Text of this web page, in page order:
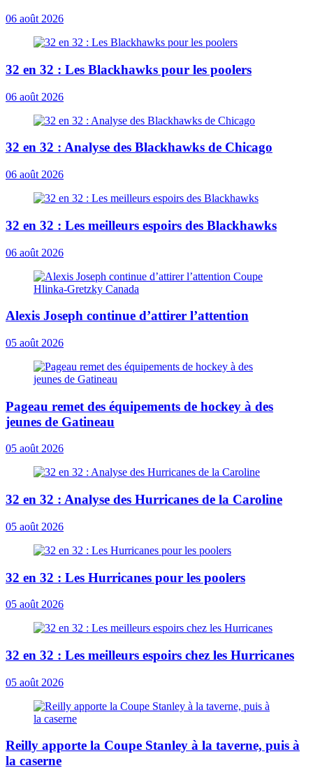
06 août 2026
32 en 32 : Les Blackhawks pour les poolers
06 août 2026
32 en 32 : Analyse des Blackhawks de Chicago
06 août 2026
32 en 32 : Les meilleurs espoirs des Blackhawks
06 août 2026
Alexis Joseph continue d’attirer l’attention
05 août 2026
Pageau remet des équipements de hockey à des
jeunes de Gatineau
05 août 2026
32 en 32 : Analyse des Hurricanes de la Caroline
05 août 2026
32 en 32 : Les Hurricanes pour les poolers
05 août 2026
32 en 32 : Les meilleurs espoirs chez les Hurricanes
05 août 2026
Reilly apporte la Coupe Stanley à la taverne, puis à
la caserne